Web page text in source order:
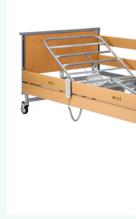
Mastectomia
Compresión Médica
Fabricación a Medida